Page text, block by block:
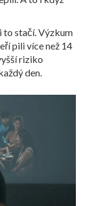
to stačí. Výzkum
pili více než 14
riziko
den.